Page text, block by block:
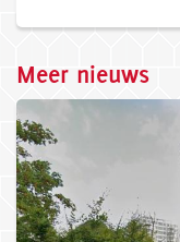
Meer nieuws